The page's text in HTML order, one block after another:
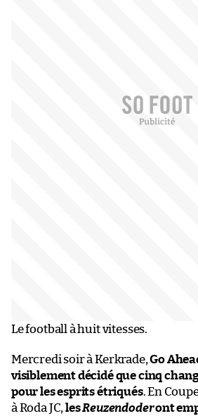
Le football à huit vitesses.
Mercredi soir à Kerkrade,Go
visiblement décidé que cinq
pour les esprits étriqués. En
à Roda JC,lesReuzendoderont